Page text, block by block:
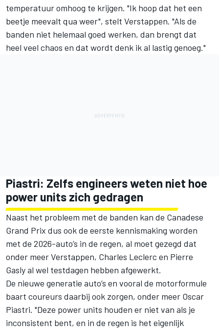
temperatuur omhoog te krijgen. "Ik hoop dat het een
beetje meevalt qua weer", stelt Verstappen. "Als de
banden niet helemaal goed werken, dan brengt dat
heel veel chaos en dat wordt denk ik al lastig genoeg."
Piastri: Zelfs engineers weten niet hoe
power units zich gedragen
Naast het probleem met de banden kan de Canadese
Grand Prix dus ook de eerste kennismaking worden
met de 2026-auto’s in de regen, al moet gezegd dat
onder meer Verstappen, Charles Leclerc en Pierre
Gaslyal wel testdagen hebben afgewerkt.
De nieuwe generatie auto’s en vooral de motorformule
baart coureurs daarbij ook zorgen, onder meer Oscar
Piastri. "Deze power units houden er niet van als je
inconsistent bent, en in de regen is het eigenlijk